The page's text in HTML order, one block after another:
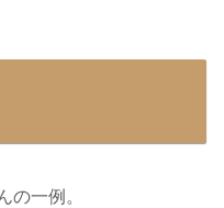
の一例。